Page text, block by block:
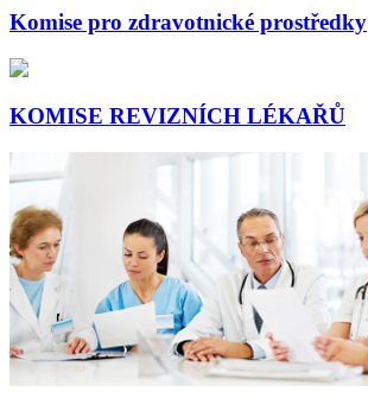
Komise pro zdravotnické prostředky
KOMISE REVIZNÍCH LÉKAŘŮ